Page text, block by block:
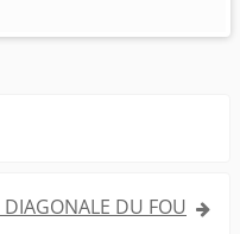
DIAGONALE DU FOU